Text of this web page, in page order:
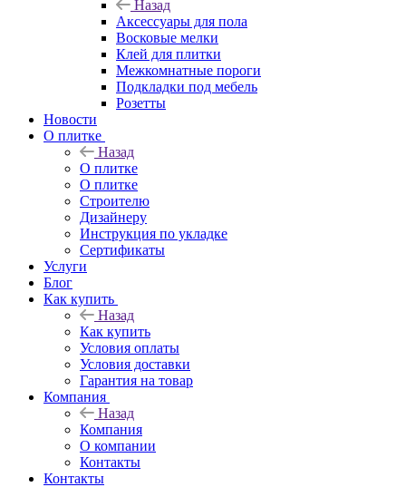
Назад
Аксессуары для пола
Восковые мелки
Клей для плитки
Межкомнатные пороги
Подкладки под мебель
Розетты
Новости
О плитке
Назад
О плитке
О плитке
Строителю
Дизайнеру
Инструкция по укладке
Сертификаты
Услуги
Блог
Как купить
Назад
Как купить
Условия оплаты
Условия доставки
Гарантия на товар
Компания
Назад
Компания
О компании
Контакты
Контакты